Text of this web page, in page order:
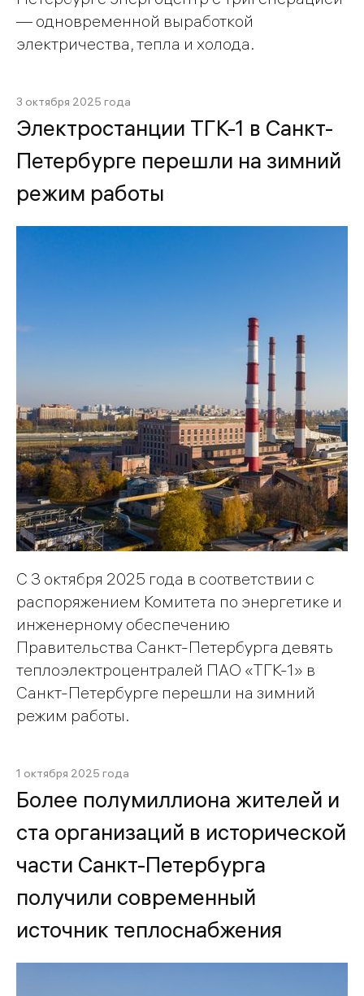
— одновременной выработкой
электричества, тепла и холода.
3 октября 2025 года
Электростанции ТГК-1 в Санкт-
Петербурге перешли на зимний
режим работы
С 3 октября 2025 года в соответствии с
распоряжением Комитета по энергетике и
инженерному обеспечению
Правительства Санкт-Петербурга девять
теплоэлектроцентралей ПАО «ТГК-1» в
Санкт-Петербурге перешли на зимний
режим работы.
1 октября 2025 года
Более полумиллиона жителей и
ста организаций в исторической
части Санкт-Петербурга
получили современный
источник теплоснабжения